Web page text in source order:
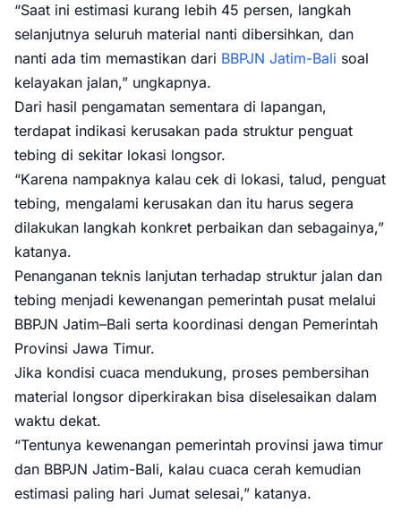
“Saat ini estimasi kurang lebih 45 persen, langkah
selanjutnya seluruh material nanti dibersihkan, dan
nanti ada tim memastikan dari BBPJN Jatim-Bali soal
kelayakan jalan,” ungkapnya.
Dari hasil pengamatan sementara di lapangan,
terdapat indikasi kerusakan pada struktur penguat
tebing di sekitar lokasi longsor.
“Karena nampaknya kalau cek di lokasi, talud, penguat
tebing, mengalami kerusakan dan itu harus segera
dilakukan langkah konkret perbaikan dan sebagainya,”
katanya.
Penanganan teknis lanjutan terhadap struktur jalan dan
tebing menjadi kewenangan pemerintah pusat melalui
BBPJN Jatim–Bali serta koordinasi dengan Pemerintah
Provinsi Jawa Timur.
Jika kondisi cuaca mendukung, proses pembersihan
material longsor diperkirakan bisa diselesaikan dalam
waktu dekat.
“Tentunya kewenangan pemerintah provinsi jawa timur
dan BBPJN Jatim-Bali, kalau cuaca cerah kemudian
estimasi paling hari Jumat selesai,” katanya.